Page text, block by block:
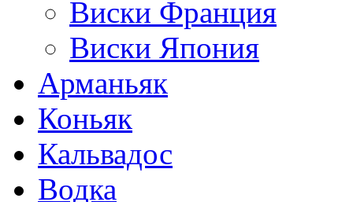
Виски Франция
Виски Япония
Арманьяк
Коньяк
Кальвадос
Водка